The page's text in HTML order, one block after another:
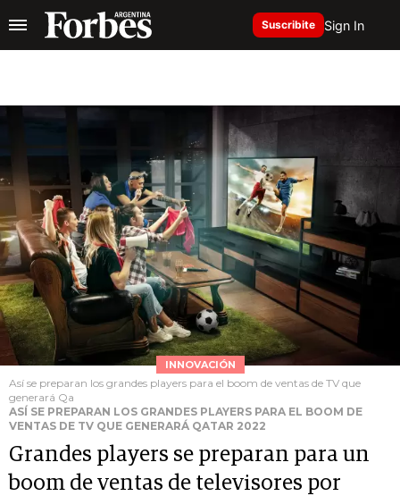
Suscribite Sign In
INNOVACIÓN
Así se preparan los grandes players para el boom de ventas de TV que
generará Qa
ASÍ SE PREPARAN LOS GRANDES PLAYERS PARA EL BOOM DE
VENTAS DE TV QUE GENERARÁ QATAR 2022
Grandes players se preparan para un
boom de ventas de televisores por